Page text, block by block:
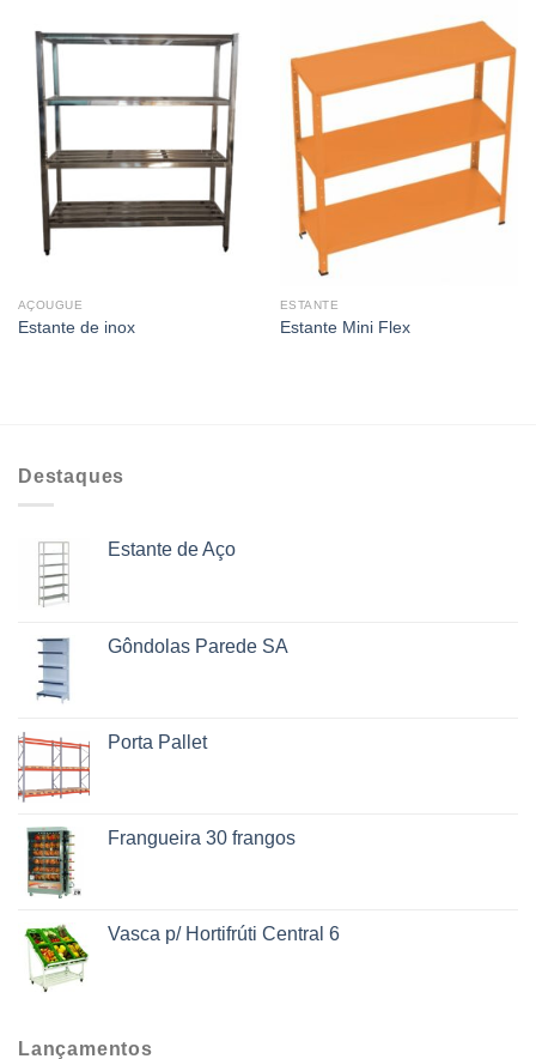
AÇOUGUE
Estante de inox
ESTANTE
Estante Mini Flex
Destaques
Estante de Aço
Gôndolas Parede SA
Porta Pallet
Frangueira 30 frangos
Vasca p/ Hortifrúti Central 6
Lançamentos